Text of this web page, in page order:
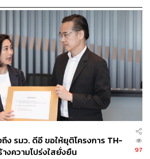
ง รมว. ดีอี ขอให้ยุติโครงการ TH-
งความโปร่งใสยั่งยืน
97